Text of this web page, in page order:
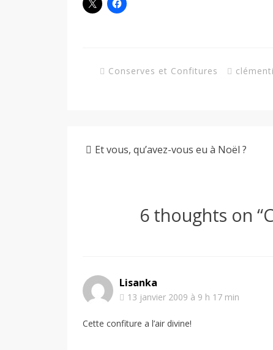
Conserves et Confitures
Et vous, qu’avez-vous eu à Noël ?
6 thoughts on “
Lisanka
13 janvier 2009 à 9 h 17 min
Cette confiture a l’air divine!